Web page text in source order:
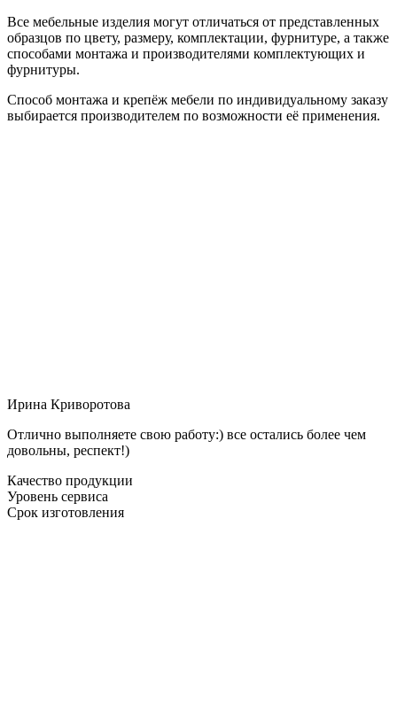
Все мебельные изделия могут отличаться от представленных
образцов по цвету, размеру, комплектации, фурнитуре, а также
способами монтажа и производителями комплектующих и
фурнитуры.
Способ монтажа и крепёж мебели по индивидуальному заказу
выбирается производителем по возможности её применения.
Ирина Криворотова
Отлично выполняете свою работу:) все остались более чем
довольны, респект!)
Качество продукции
Уровень сервиса
Срок изготовления